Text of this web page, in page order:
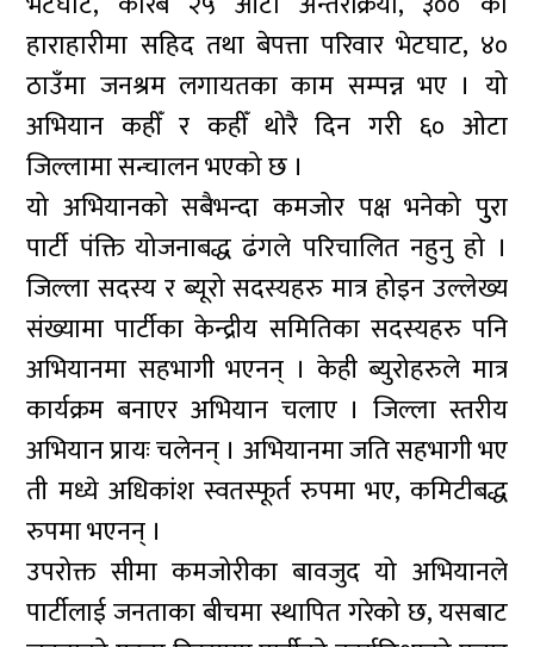
हाराहारीमा सहिद तथा बेपत्ता परिवार भेटघाट, ४०
ठाउँमा जनश्रम लगायतका काम सम्पन्न भए । यो
अभियान कहीँ र कहीँ थोरै दिन गरी ६० ओटा
जिल्लामा सन्चालन भएको छ ।
यो अभियानको सबैभन्दा कमजोर पक्ष भनेको पुुरा
पार्टी पंक्ति योजनाबद्ध ढंगले परिचालित नहुनु हो ।
जिल्ला सदस्य र ब्यूरो सदस्यहरु मात्र होइन उल्लेख्य
संख्यामा पार्टीका केन्द्रीय समितिका सदस्यहरु पनि
अभियानमा सहभागी भएनन् । केही ब्युरोहरुले मात्र
कार्यक्रम बनाएर अभियान चलाए । जिल्ला स्तरीय
अभियान प्रायः चलेनन् । अभियानमा जति सहभागी भए
ती मध्ये अधिकांश स्वतस्फूर्त रुपमा भए, कमिटीबद्ध
रुपमा भएनन् ।
उपरोक्त सीमा कमजोरीका बावजुद यो अभियानले
पार्टीलाई जनताका बीचमा स्थापित गरेको छ, यसबाट